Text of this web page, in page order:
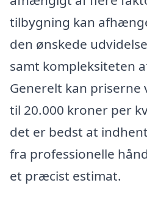
tilbygning kan
den ønskede
samt kompleksiteten
Generelt kan priserne
til 20.000 kroner per
det er bedst at
fra professionelle
et præcist estimat.